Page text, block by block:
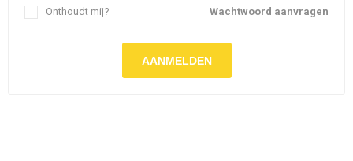
Wachtwoord aanvragen
Onthoudt mij?
AANMELDEN